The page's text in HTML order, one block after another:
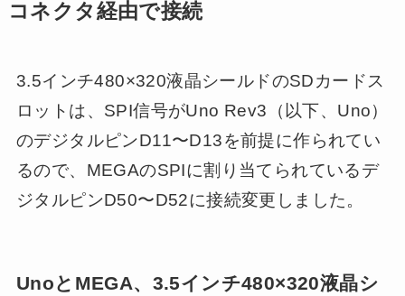
コネクタ経由で接続
3.5インチ480×320液晶シールドのSDカードス
ロットは、SPI信号がUno Rev3（以下、Uno）
のデジタルピンD11〜D13を前提に作られてい
るので、MEGAのSPIに割り当てられているデ
ジタルピンD50〜D52に接続変更しました。
UnoとMEGA、3.5インチ480×320液晶シ